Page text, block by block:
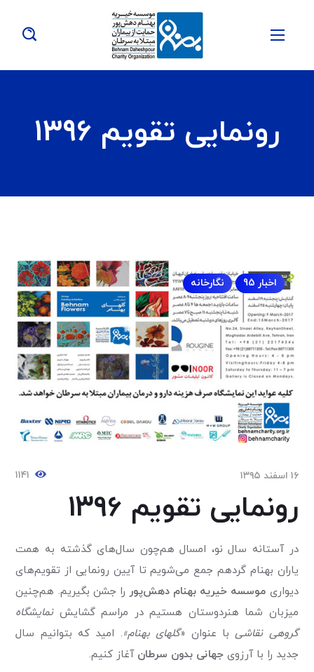
رونمایی تقویم 1396
اخبار 95 نگارخانه
۱۶ اسفند ۱۳۹۵ ۱۱۴۱
رونمایی تقویم 1396
در آستانه سال نو، امسال هم‌چون سال‌های گذشته به همت
یاران بهنام گردهم جمع می‌شویم تا آیین رونمایی از تقویم‌های
دیواری موسسه خیریه بهنام دهش‌پور را جشن بگیریم. هم‌چنین
میزبان شما هنردوستان هستیم در مراسم گشایشنمایشگاه
گروهی نقاشیبا عنوان «گلهای بهنام». امید که بتوانیم سال
جدید را با آرزویجهانی بدون سرطان آغاز کنیم.